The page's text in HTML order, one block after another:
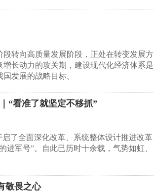
段转向高质量发展阶段，正处在转变发展方
长动力的攻关期，建设现代化经济体系是
发展的战略目标。
“看准了就坚定不移抓”
启了全面深化改革、系统整体设计推进改革
进军号”。自此已历时十余载，气势如虹、
敬畏之心